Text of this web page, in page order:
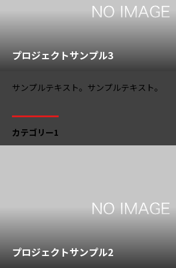
プロジェクトサンプル3
サンプルテキスト。サンプルテキスト。
カテゴリー1
プロジェクトサンプル2